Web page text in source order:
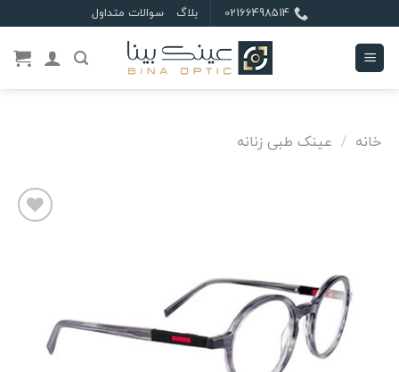
to
content
02166498514 بلاگ سوالات متداول
خانه / عینک طبی زنانه